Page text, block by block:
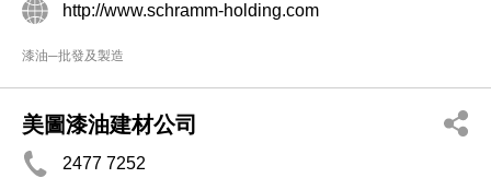
http://www.schramm-holding.com
漆油─批發及製造
美圖漆油建材公司
2477 7252